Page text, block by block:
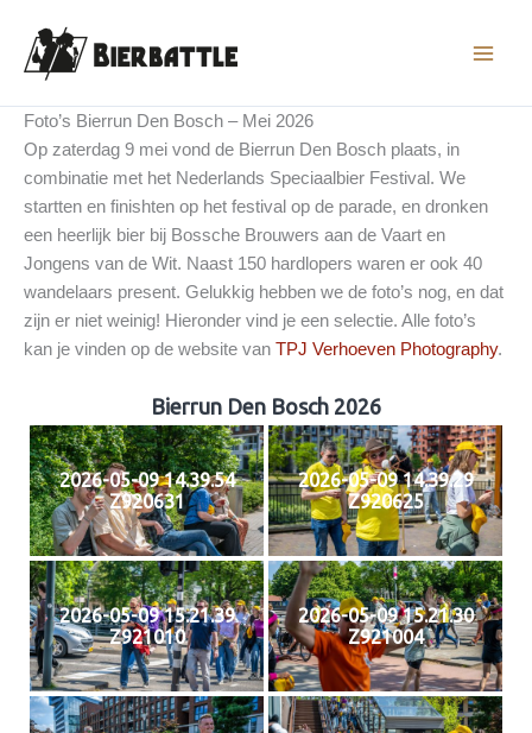
naar
Foto’s Bierrun Den Bosch – Mei 2026
Op zaterdag 9 mei vond de Bierrun Den Bosch plaats, in
combinatie met het Nederlands Speciaalbier Festival. We
startten en finishten op het festival op de parade, en dronken
een heerlijk bier bij Bossche Brouwers aan de Vaart en
Jongens van de Wit. Naast 150 hardlopers waren er ook 40
wandelaars present. Gelukkig hebben we de foto’s nog, en dat
zijn er niet weinig! Hieronder vind je een selectie. Alle foto’s
kan je vinden op de website van TPJ Verhoeven Photography.
Bierrun Den Bosch 2026
2026-05-09 14.39.54
Z920631
2026-05-09 14.39.29
Z920625
2026-05-09 15.21.39
Z921010
2026-05-09 15.21.30
Z921004